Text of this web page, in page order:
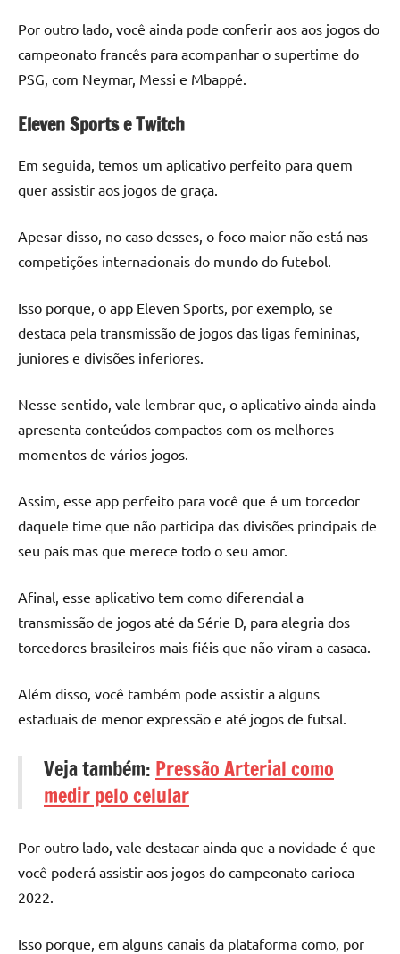
Por outro lado, você ainda pode conferir aos aos jogos do
campeonato francês para acompanhar o supertime do
PSG, com Neymar, Messi e Mbappé.
Eleven Sports e Twitch
Em seguida, temos um aplicativo perfeito para quem
quer assistir aos jogos de graça.
Apesar disso, no caso desses, o foco maior não está nas
competições internacionais do mundo do futebol.
Isso porque, o app Eleven Sports, por exemplo, se
destaca pela transmissão de jogos das ligas femininas,
juniores e divisões inferiores.
Nesse sentido, vale lembrar que, o aplicativo ainda ainda
apresenta conteúdos compactos com os melhores
momentos de vários jogos.
Assim, esse app perfeito para você que é um torcedor
daquele time que não participa das divisões principais de
seu país mas que merece todo o seu amor.
Afinal, esse aplicativo tem como diferencial a
transmissão de jogos até da Série D, para alegria dos
torcedores brasileiros mais fiéis que não viram a casaca.
Além disso, você também pode assistir a alguns
estaduais de menor expressão e até jogos de futsal.
Veja também: Pressão Arterial como
medir pelo celular
Por outro lado, vale destacar ainda que a novidade é que
você poderá assistir aos jogos do campeonato carioca
2022.
Isso porque, em alguns canais da plataforma como, por